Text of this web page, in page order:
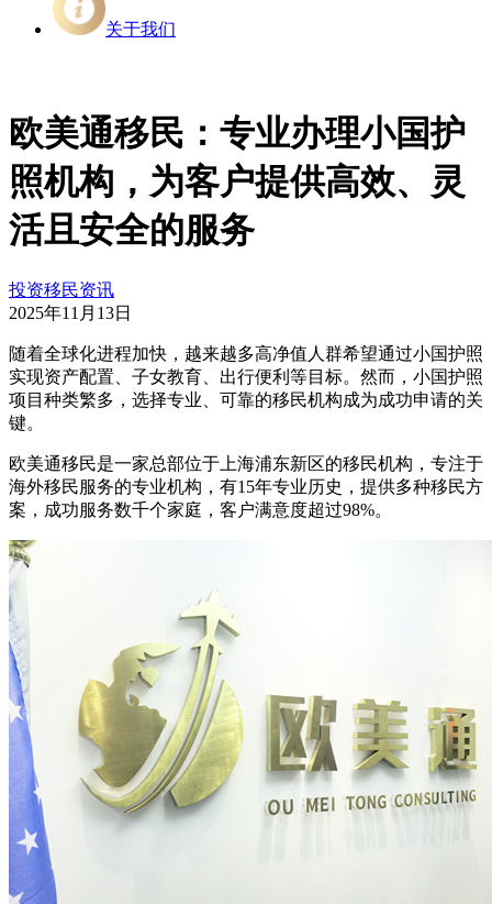
关于我们
欧美通移民：专业办理小国护
照机构，为客户提供高效、灵
活且安全的服务
投资移民资讯
2025年11月13日
随着全球化进程加快，越来越多高净值人群希望通过小国护照
实现资产配置、子女教育、出行便利等目标。然而，小国护照
项目种类繁多，选择专业、可靠的移民机构成为成功申请的关
键。
欧美通移民是一家总部位于上海浦东新区的移民机构，专注于
海外移民服务的专业机构，有15年专业历史，提供多种移民方
案，成功服务数千个家庭，客户满意度超过98%。